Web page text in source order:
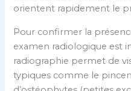
orientent rapidement le
Pour confirmer la
examen radiologique est
radiographie permet de
typiques comme le